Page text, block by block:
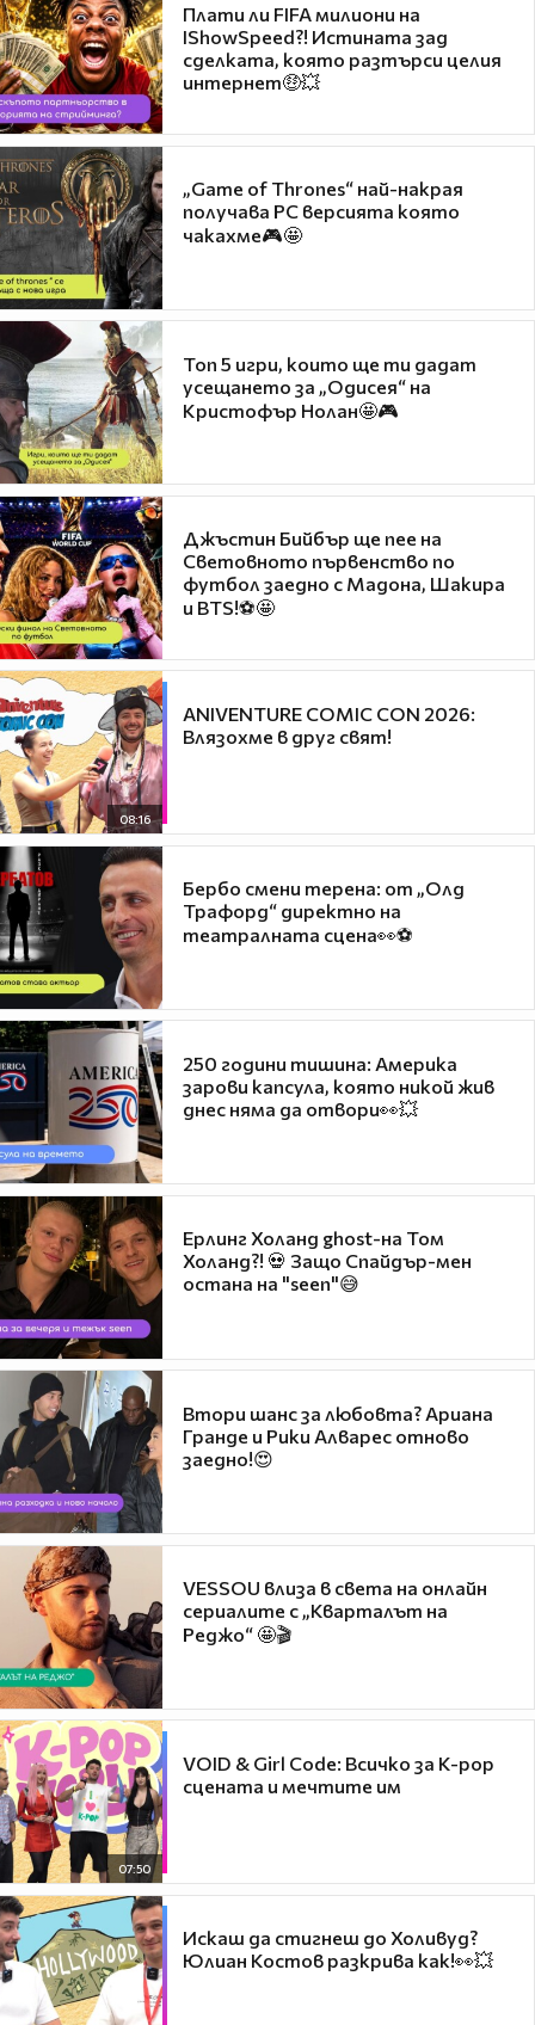
Плати ли FIFA милиони на
IShowSpeed?! Истината зад
сделката, която разтърси целия
интернет🤑💥
„Game of Thrones“ най-накрая
получава PC версията която
чакахме🎮🤩
Топ 5 игри, които ще ти дадат
усещането за „Одисея“ на
Кристофър Нолан🤩🎮
Джъстин Бийбър ще пее на
Световното първенство по
футбол заедно с Мадона, Шакира
и BTS!⚽🤩
08:16
ANIVENTURE COMIC CON 2026:
Влязохме в друг свят!
Бербо смени терена: от „Олд
Трафорд“ директно на
театралната сцена👀⚽
250 години тишина: Америка
зарови капсула, която никой жив
днес няма да отвори👀💥
Ерлинг Холанд ghost-на Том
Холанд?! 💀 Защо Спайдър-мен
остана на "seen"😅
Втори шанс за любовта? Ариана
Гранде и Рики Алварес отново
заедно!😍
VESSOU влиза в света на онлайн
сериалите с „Кварталът на
Реджо“ 🤩🎬
07:50
VOID & Girl Code: Всичко за K-pop
сцената и мечтите им
Искаш да стигнеш до Холивуд?
Юлиан Костов разкрива как!👀💥